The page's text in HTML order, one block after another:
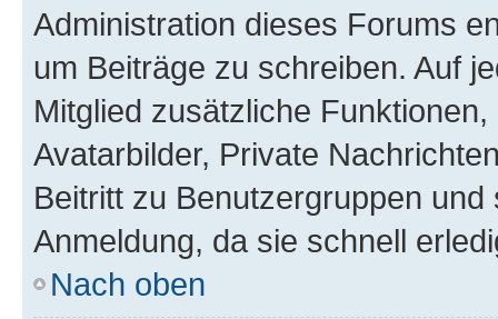
Administration dieses Forums
um Beiträge zu schreiben. Auf
Mitglied zusätzliche
Avatarbilder, Private
Beitritt zu Benutzergruppen
Anmeldung, da sie schnell
Nach oben